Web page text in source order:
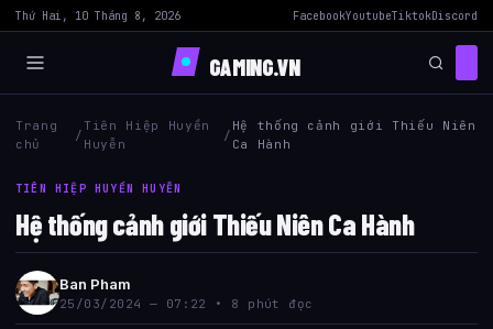
Thứ Hai, 10 Tháng 8, 2026 FacebookYoutubeTiktokDiscord
GAMING.VN
Trang
chủ
/
Tiên Hiệp Huyền
Huyễn
/
Hệ thống cảnh giới Thiếu Niên
Ca Hành
TIÊN HIỆP HUYỀN HUYỄN
Hệ thống cảnh giới Thiếu Niên Ca Hành
Ban Pham
25/03/2024 — 07:22 • 8 phút đọc